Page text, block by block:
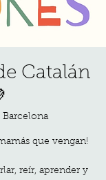
Catalán
Barcelona
que vengan!
reír, aprender y